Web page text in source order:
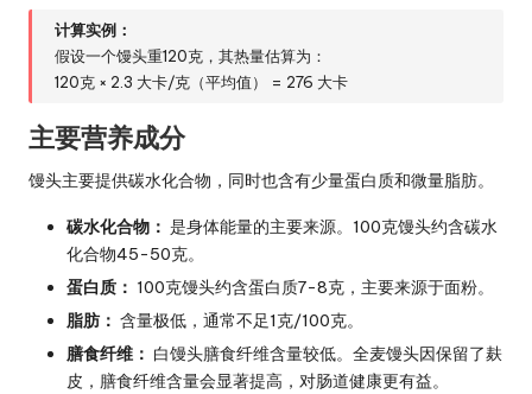
计算实例：
假设一个馒头重120克，其热量估算为：
120克 × 2.3 大卡/克（平均值） = 276 大卡
主要营养成分
馒头主要提供碳水化合物，同时也含有少量蛋白质和微量脂肪。
碳水化合物： 是身体能量的主要来源。100克馒头约含碳水
化合物45-50克。
蛋白质： 100克馒头约含蛋白质7-8克，主要来源于面粉。
脂肪： 含量极低，通常不足1克/100克。
膳食纤维： 白馒头膳食纤维含量较低。全麦馒头因保留了麸
皮，膳食纤维含量会显著提高，对肠道健康更有益。